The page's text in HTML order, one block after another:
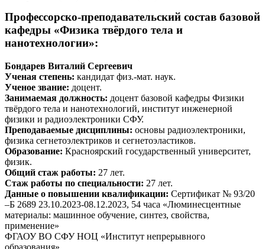
Профессорско-преподавательский состав базовой
кафедры «Физика твёрдого тела и
нанотехнологии»:
Бондарев Виталий Сергеевич
Ученая степень: кандидат физ.-мат. наук.
Ученое звание: доцент.
Занимаемая должность: доцент базовой кафедры Физики
твёрдого тела и нанотехнологий, институт инженерной
физики и радиоэлектроники СФУ.
Преподаваемые дисциплины: основы радиоэлектроники,
физика сегнетоэлектриков и сегнетоэластиков.
Образование: Красноярский государственный университет,
физик.
Общий стаж работы: 27 лет.
Стаж работы по специальности: 27 лет.
Данные о повышении квалификации: Сертификат № 93/20
–Б 2689 23.10.2023-08.12.2023, 54 часа «Люминесцентные
материалы: машинное обучение, синтез, свойства,
применение»
ФГАОУ ВО СФУ НОЦ «Институт непрерывного
образования»